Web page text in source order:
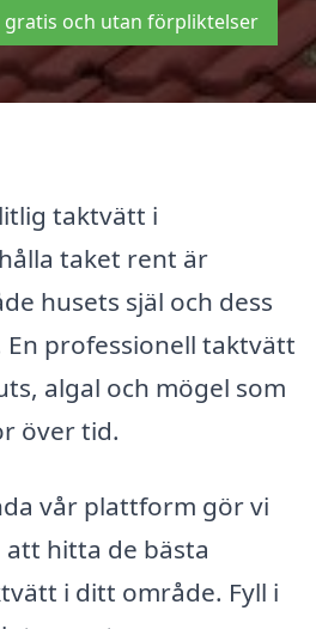
gratis och utan förpliktelser
taktvätt i
taket rent är
husets själ och dess
En professionell taktvätt
algal och mögel som
över tid.
vår plattform gör vi
hitta de bästa
i ditt område. Fyll i